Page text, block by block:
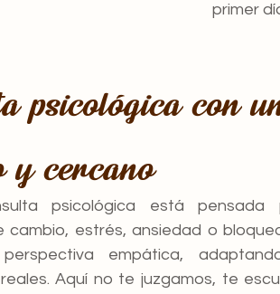
primer
psicológica con
y cercano
psicológica está pensada
cambio, estrés, ansiedad o
empática,
Aquí no te juzgamos, te